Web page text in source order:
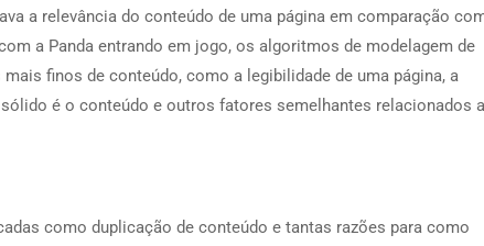
a relevância do conteúdo de uma página em comparação
a Panda entrando em jogo, os algoritmos de modelagem de
finos de conteúdo, como a legibilidade de uma página, a
é o conteúdo e outros fatores semelhantes relacionados
como duplicação de conteúdo e tantas razões para como